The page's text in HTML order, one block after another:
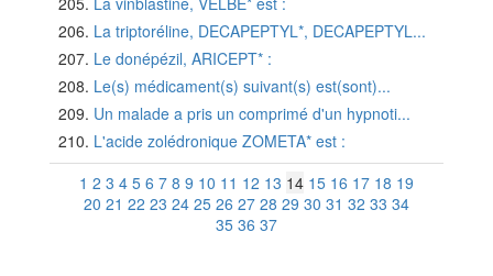
La triptoréline, DECAPEPTYL*, DECAPEPTYL...
Le donépézil, ARICEPT* :
Le(s) médicament(s) suivant(s) est(sont)...
Un malade a pris un comprimé d'un hypnoti...
L'acide zolédronique ZOMETA* est :
1 2 3 4 5 6 7 8 9 10 11 12 13 14 15 16 17 18 19
20 21 22 23 24 25 26 27 28 29 30 31 32 33 34
35 36 37